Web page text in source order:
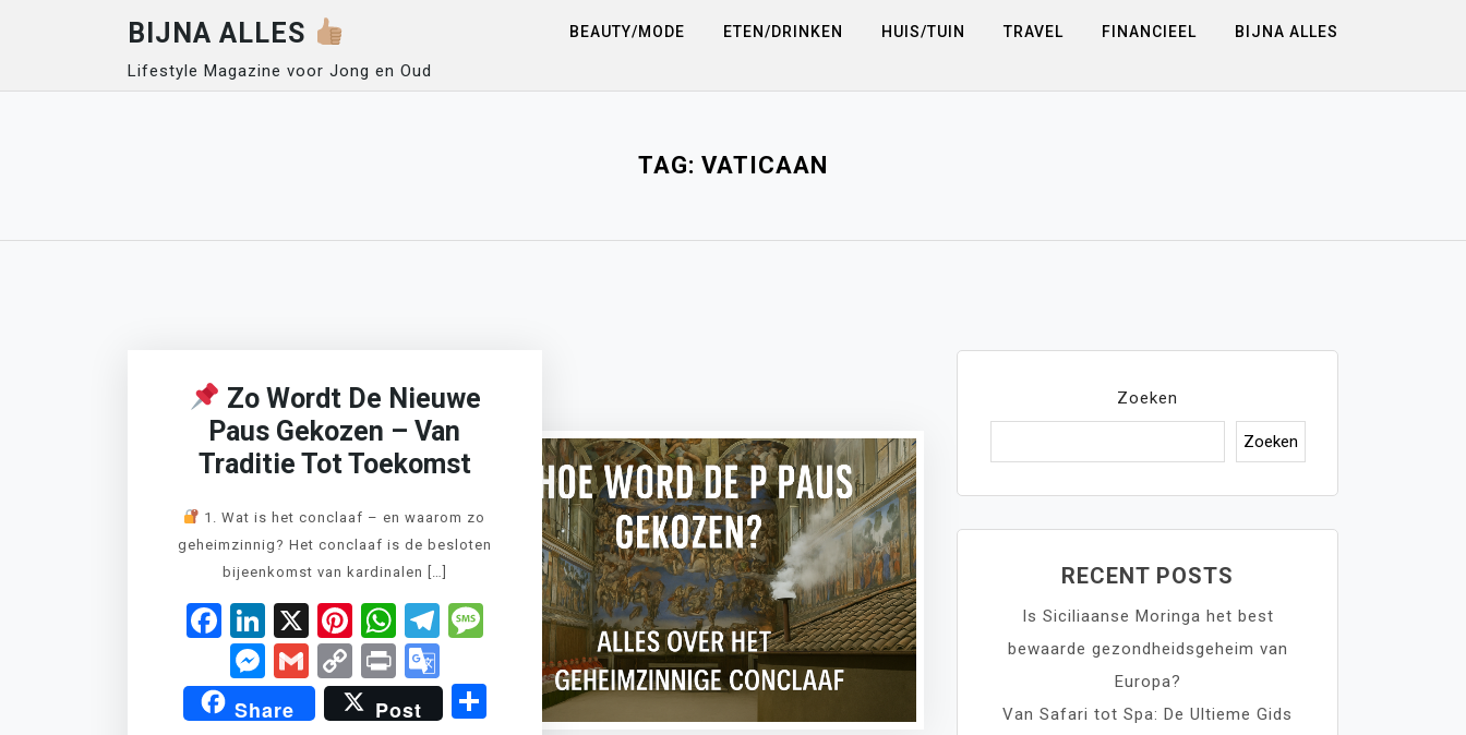
BIJNA ALLES
Lifestyle Magazine voor Jong en Oud
BEAUTY/MODE ETEN/DRINKEN HUIS/TUIN TRAVEL FINANCIEEL BIJNA ALLES
TAG: VATICAAN
Zo Wordt De Nieuwe
Paus Gekozen – Van
Traditie Tot Toekomst
1. Wat is het conclaaf – en waarom zo
geheimzinnig? Het conclaaf is de besloten
bijeenkomst van kardinalen […]
Facebook
LinkedIn
X Pinterest
WhatsApp
Telegram
Message
Messenger
Gmail
Copy
Link
PrintGoogle
Translate
Share Post Delen
Zoeken
Zoeken
RECENT POSTS
Is Siciliaanse Moringa het best
bewaarde gezondheidsgeheim van
Europa?
Van Safari tot Spa: De Ultieme Gids